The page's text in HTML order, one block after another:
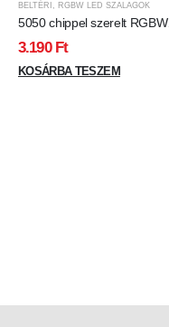
BELTÉRI , RGBW LED SZALAGOK
5050 chippel szerelt RGBW
színváltós + meleg fehér
3.190 Ft
KOSÁRBA TESZEM